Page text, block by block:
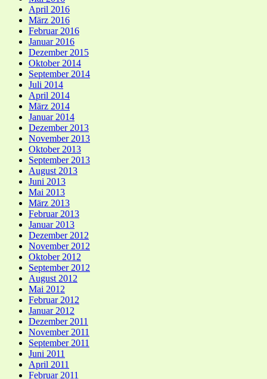
April 2016
März 2016
Februar 2016
Januar 2016
Dezember 2015
Oktober 2014
September 2014
Juli 2014
April 2014
März 2014
Januar 2014
Dezember 2013
November 2013
Oktober 2013
September 2013
August 2013
Juni 2013
Mai 2013
März 2013
Februar 2013
Januar 2013
Dezember 2012
November 2012
Oktober 2012
September 2012
August 2012
Mai 2012
Februar 2012
Januar 2012
Dezember 2011
November 2011
September 2011
Juni 2011
April 2011
Februar 2011